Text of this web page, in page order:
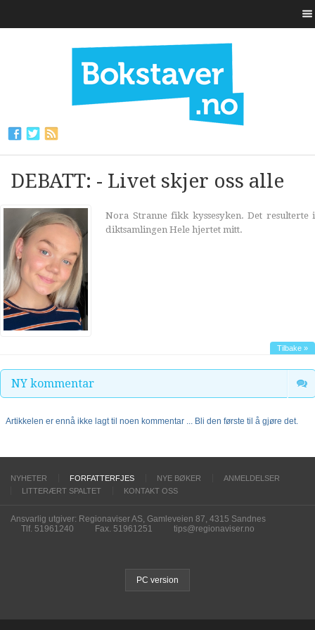
DEBATT: - Livet skjer oss alle
Nora Stranne fikk kyssesyken. Det resulterte i
diktsamlingen Hele hjertet mitt.
Tilbake »
NY kommentar
Artikkelen er ennå ikke lagt til noen kommentar ... Bli den første til å gjøre det.
NYHETER FORFATTERFJES NYE BØKER
ANMELDELSER
LITTERÆRT SPALTET
KONTAKT OSS
Ansvarlig utgiver: Regionaviser AS, Gamleveien 87, 4315 Sandnes
Tlf. 51961240
Fax. 51961251 tips@regionaviser.no
PC version